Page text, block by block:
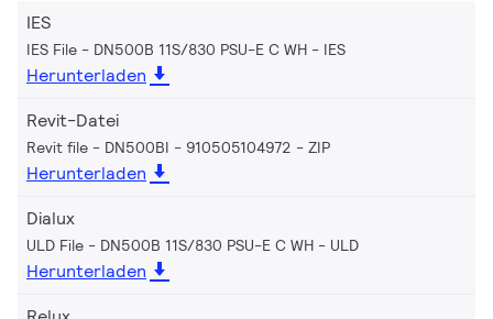
IES
IES File - DN500B 11S/830 PSU-E C WH IES
Herunterladen
Revit-Datei
Revit file - DN500BI - 910505104972 ZIP
Herunterladen
Dialux
ULD File - DN500B 11S/830 PSU-E C WH ULD
Herunterladen